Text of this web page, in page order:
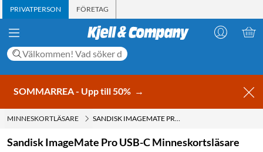
PRIVATPERSON FÖRETAG
SOMMARREA - Upp till 50% →
MINNESKORTLÄSARE SANDISK IMAGEMATE PRO USB-C MINNESKORTSLÄSARE
Sandisk ImageMate Pro USB-C Minneskortsläsare